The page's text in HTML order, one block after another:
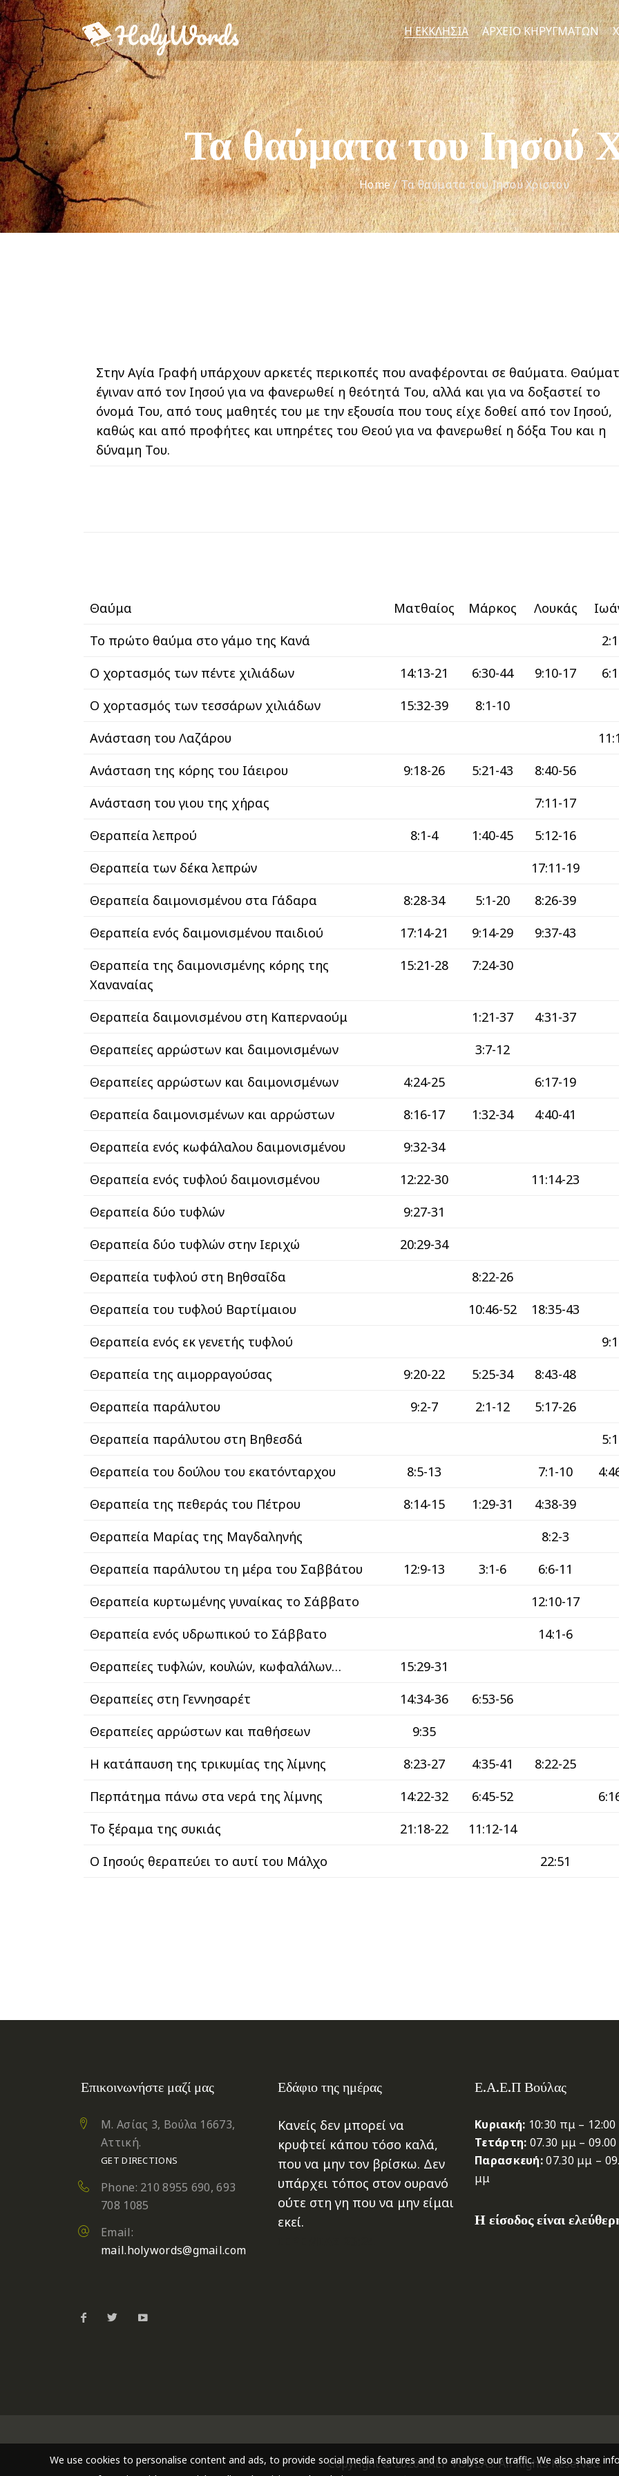
Η ΕΚΚΛΗΣΊΑ ΑΡΧΕΊΟ ΚΗΡΥΓΜΆΤΩΝ
Τα θαύματα του Ιησού
Home/Τα θαύματα του Ιησού Χριστού
Στην Αγία Γραφή υπάρχουν αρκετές περικοπές που αναφέρονται σε θαύματα.
έγιναν από τον Ιησού για να φανερωθεί η θεότητά Του, αλλά και για να δοξαστεί το
όνομά Του, από τους μαθητές του με την εξουσία που τους είχε δοθεί από τον Ιησού,
καθώς και από προφήτες και υπηρέτες του Θεού για να φανερωθεί η δόξα Του και η
δύναμη Του.
Θαύμα Ματθαίος Μάρκος Λουκάς
Το πρώτο θαύμα στο γάμο της Κανά
Ο χορτασμός των πέντε χιλιάδων
14:13-21 6:30-44 9:10-17
Ο χορτασμός των τεσσάρων χιλιάδων
15:32-39
8:1-10
Ανάσταση του Λαζάρου
Ανάσταση της κόρης του Ιάειρου
9:18-26 5:21-43
8:40-56
Ανάσταση του γιου της χήρας
7:11-17
Θεραπεία λεπρού
8:1-4 1:40-45
5:12-16
Θεραπεία των δέκα λεπρών
17:11-19
Θεραπεία δαιμονισμένου στα Γάδαρα
8:28-34 5:1-20
8:26-39
Θεραπεία ενός δαιμονισμένου παιδιού
17:14-21 9:14-29
9:37-43
Θεραπεία της δαιμονισμένης κόρης της
Χαναναίας
15:21-28 7:24-30
Θεραπεία δαιμονισμένου στη Καπερναούμ 1:21-37
4:31-37
Θεραπείες αρρώστων και δαιμονισμένων
3:7-12
Θεραπείες αρρώστων και δαιμονισμένων
4:24-25
6:17-19
Θεραπεία δαιμονισμένων και αρρώστων
8:16-17 1:32-34
4:40-41
Θεραπεία ενός κωφάλαλου δαιμονισμένου
9:32-34
Θεραπεία ενός τυφλού δαιμονισμένου
12:22-30
11:14-23
Θεραπεία δύο τυφλών
9:27-31
Θεραπεία δύο τυφλών στην Ιεριχώ
20:29-34
Θεραπεία τυφλού στη Βηθσαΐδα
8:22-26
Θεραπεία του τυφλού Βαρτίμαιου
10:46-52
18:35-43
Θεραπεία ενός εκ γενετής τυφλού
Θεραπεία της αιμορραγούσας
9:20-22 5:25-34
8:43-48
Θεραπεία παράλυτου
9:2-7 2:1-12
5:17-26
Θεραπεία παράλυτου στη Βηθεσδά
Θεραπεία του δούλου του εκατόνταρχου
8:5-13 7:1-10
Θεραπεία της πεθεράς του Πέτρου
8:14-15 1:29-31
4:38-39
Θεραπεία Μαρίας της Μαγδαληνής
8:2-3
Θεραπεία παράλυτου τη μέρα του Σαββάτου
12:9-13 3:1-6
6:6-11
Θεραπεία κυρτωμένης γυναίκας το Σάββατο
12:10-17
Θεραπεία ενός υδρωπικού το Σάββατο
14:1-6
Θεραπείες τυφλών, κουλών, κωφαλάλων…
15:29-31
Θεραπείες στη Γεννησαρέτ
14:34-36
6:53-56
Θεραπείες αρρώστων και παθήσεων
9:35
Η κατάπαυση της τρικυμίας της λίμνης
8:23-27 4:35-41
8:22-25
Περπάτημα πάνω στα νερά της λίμνης
14:22-32 6:45-52
Το ξέραμα της συκιάς
21:18-22
11:12-14
Ο Ιησούς θεραπεύει το αυτί του Μάλχο
22:51
Επικοινωνήστε μαζί μας
Μ. Ασίας 3, Βούλα 16673,
Αττική.
GET DIRECTIONS
Phone: 210 8955 690, 693
708 1085
Email:
mail.holywords@gmail.com
Εδάφιο της ημέρας
Κανείς δεν μπορεί να
κρυφτεί κάπου τόσο καλά,
που να μην τον βρίσκω. Δεν
υπάρχει τόπος στον ουρανό
ούτε στη γη που να μην είμαι
εκεί.
Ε.Α.Ε.Π Βούλας
Κυριακή: 10:30 πμ –
Τετάρτη: 07.30 μμ –
Παρασκευή:07.30 μμ –
μμ
Η είσοδος είναι
We use cookies to personalise content and ads, to provide social media features and to analyse our traffic. We also share